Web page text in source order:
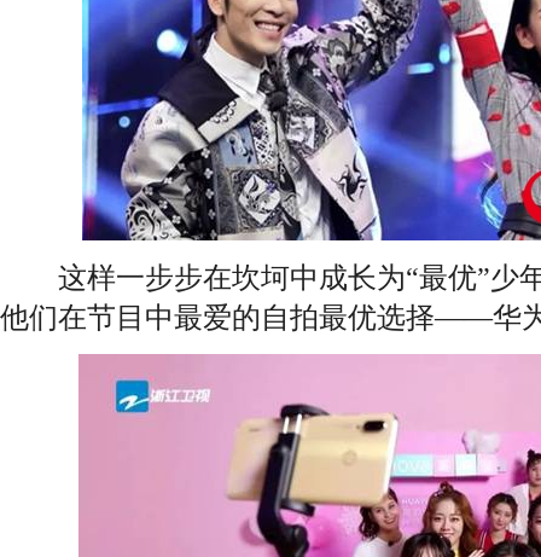
这样一步步在坎坷中成长为“最优”少
他们在节目中最爱的自拍最优选择——华